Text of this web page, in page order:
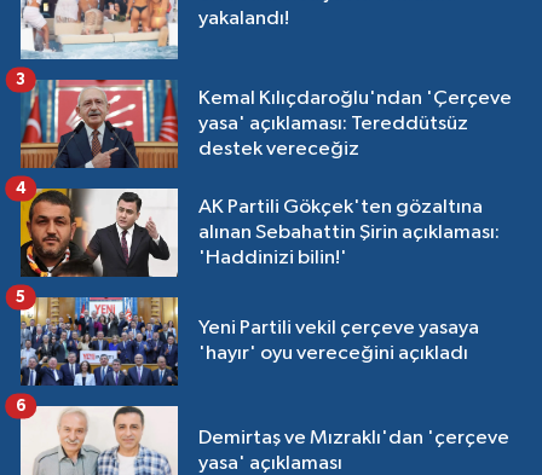
yakalandı!
Kemal Kılıçdaroğlu'ndan 'Çerçeve
yasa' açıklaması: Tereddütsüz
destek vereceğiz
3
AK Partili Gökçek'ten gözaltına
alınan Sebahattin Şirin açıklaması:
'Haddinizi bilin!'
4
Yeni Partili vekil çerçeve yasaya
'hayır' oyu vereceğini açıkladı
5
Demirtaş ve Mızraklı'dan 'çerçeve
yasa' açıklaması
6